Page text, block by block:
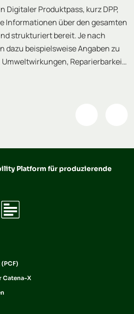
Digitaler Produktpass, kurz DPP,
Informationen über den gesamten
strukturiert bereit. Je nach
dazu beispielsweise Angaben zu
Reparierbarkeit,
und auch kein einheitlicher
Welche Informationen
detailliert sie […]
Platform für produzierende
Catena-X